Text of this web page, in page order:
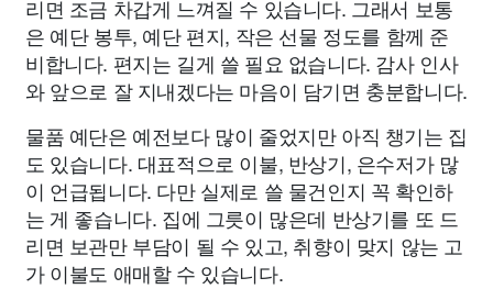
리면 조금 차갑게 느껴질 수 있습니다. 그래서 보통
은 예단 봉투, 예단 편지, 작은 선물 정도를 함께 준
비합니다. 편지는 길게 쓸 필요 없습니다. 감사 인사
와 앞으로 잘 지내겠다는 마음이 담기면 충분합니다.
물품 예단은 예전보다 많이 줄었지만 아직 챙기는 집
도 있습니다. 대표적으로 이불, 반상기, 은수저가 많
이 언급됩니다. 다만 실제로 쓸 물건인지 꼭 확인하
는 게 좋습니다. 집에 그릇이 많은데 반상기를 또 드
리면 보관만 부담이 될 수 있고, 취향이 맞지 않는 고
가 이불도 애매할 수 있습니다.